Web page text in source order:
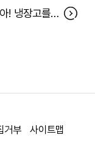
정원아! 냉장고를 채워줘 44차 당첨자(11월13일~11월 19일)
거부 사이트맵